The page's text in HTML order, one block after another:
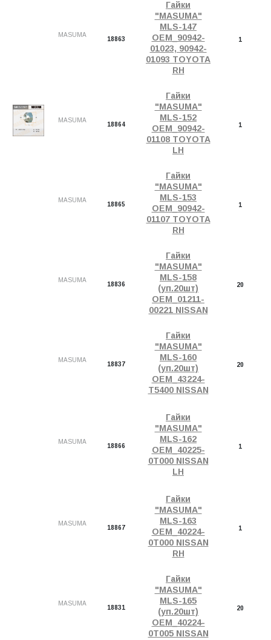
MASUMA
18863
Гайки
"MASUMA"
MLS-147
OEM_90942-
01023, 90942-
01093 TOYOTA
RH
1
MASUMA
18864
Гайки
"MASUMA"
MLS-152
OEM_90942-
01108 TOYOTA
LH
1
MASUMA
18865
Гайки
"MASUMA"
MLS-153
OEM_90942-
01107 TOYOTA
RH
1
MASUMA
18836
Гайки
"MASUMA"
MLS-158
(уп.20шт)
OEM_01211-
00221 NISSAN
20
MASUMA
18837
Гайки
"MASUMA"
MLS-160
(уп.20шт)
OEM_43224-
T5400 NISSAN
20
MASUMA
18866
Гайки
"MASUMA"
MLS-162
OEM_40225-
0T000 NISSAN
LH
1
MASUMA
18867
Гайки
"MASUMA"
MLS-163
OEM_40224-
0T000 NISSAN
RH
1
MASUMA
18831
Гайки
"MASUMA"
MLS-165
(уп.20шт)
OEM_40224-
0T005 NISSAN
20